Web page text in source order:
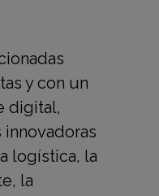
y con un
digital,
logística, la
la